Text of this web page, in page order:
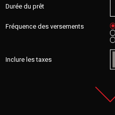
Durée du prêt
Fréquence des versements
Inclure les taxes